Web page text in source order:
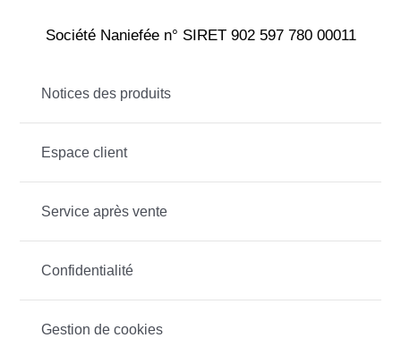
Société Naniefée n° SIRET 902 597 780 00011
Notices des produits
Espace client
Service après vente
Confidentialité
Gestion de cookies